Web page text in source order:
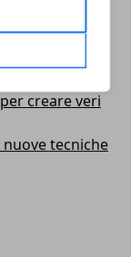
per
creare veri
tecniche